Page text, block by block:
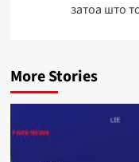
затоа што
More Stories